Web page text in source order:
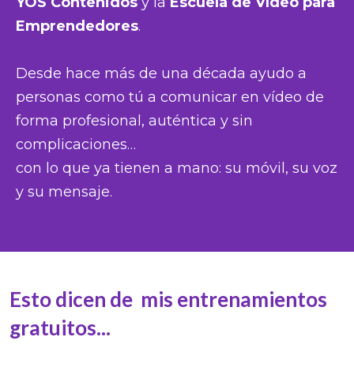
Emprendedores.
Desde hace más de una década ayudo a
personas como tú a comunicar en vídeo de
forma profesional, auténtica y sin
complicaciones…
con lo que ya tienen a mano: su móvil, su voz
y su mensaje.
Esto dicen de mis entrenamientos
gratuitos...